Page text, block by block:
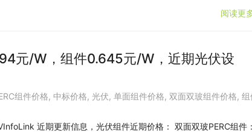
阅读更
元/W，组件0.645元/W，近期光伏设
组件价格, 中标价格, 光伏, 单面组件价格, 双面双玻组件价格, 组
近期更新信息，光伏组件近期价格： 双面双玻PERC组件：